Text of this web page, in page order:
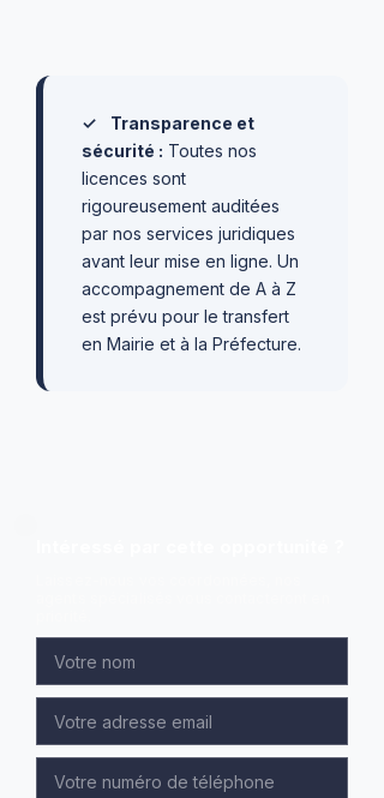
✓
Transparence et
sécurité : Toutes nos
licences sont
rigoureusement auditées
par nos services juridiques
avant leur mise en ligne. Un
accompagnement de A à Z
est prévu pour le transfert
en Mairie et à la Préfecture.